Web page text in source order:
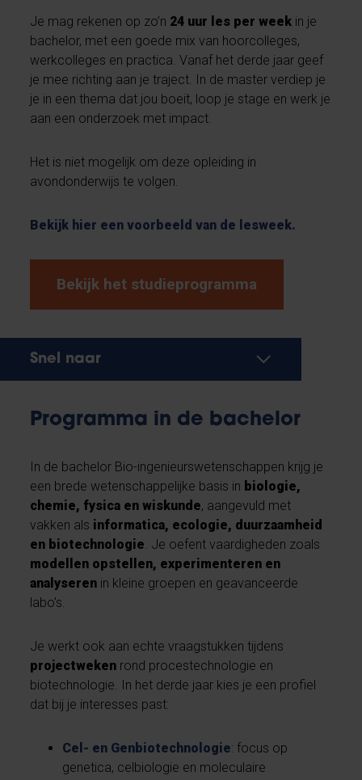
Je mag rekenen op zo’n 24 uur les per week in je
bachelor, met een goede mix van hoorcolleges,
werkcolleges en practica. Vanaf het derde jaar geef
je mee richting aan je traject. In de master verdiep je
je in een thema dat jou boeit, loop je stage en werk je
aan een onderzoek met impact.
Het is niet mogelijk om deze opleiding in
avondonderwijs te volgen.
Bekijk hier een voorbeeld van de lesweek.
Bekijk het studieprogramma
Snel naar
Programma in de bachelor
In de bachelor Bio-ingenieurswetenschappen krijg je
een brede wetenschappelijke basis in biologie,
chemie, fysica en wiskunde, aangevuld met
vakken als informatica, ecologie, duurzaamheid
en biotechnologie . Je oefent vaardigheden zoals
modellen opstellen, experimenteren en
analyseren in kleine groepen en geavanceerde
labo’s.
Je werkt ook aan echte vraagstukken tijdens
projectweken rond procestechnologie en
biotechnologie. In het derde jaar kies je een profiel
dat bij je interesses past:
Cel- en Genbiotechnologie: focus op
genetica, celbiologie en moleculaire